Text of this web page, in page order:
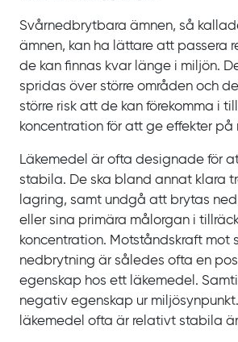
Svårnedbrytbara ämnen, så
ämnen, kan ha lättare att passera
de kan finnas kvar länge i miljön.
spridas över större områden och
större risk att de kan förekomma i
koncentration för att ge effekter på
Läkemedel är ofta designade för
stabila. De ska bland annat klara
lagring, samt undgå att brytas
eller sina primära målorgan i
koncentration. Motståndskraft mot
nedbrytning är således ofta en
egenskap hos ett läkemedel.
negativ egenskap ur
läkemedel ofta är relativt stabila